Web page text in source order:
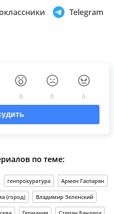
Telegram
0 0 0
по теме:
генпрокуратура Армен Гаспарян
(город) Владимир Зеленский